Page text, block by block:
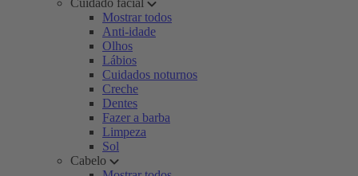
Cuidado facial
Mostrar todos
Anti-idade
Olhos
Lábios
Cuidados noturnos
Creche
Dentes
Fazer a barba
Limpeza
Sol
Cabelo